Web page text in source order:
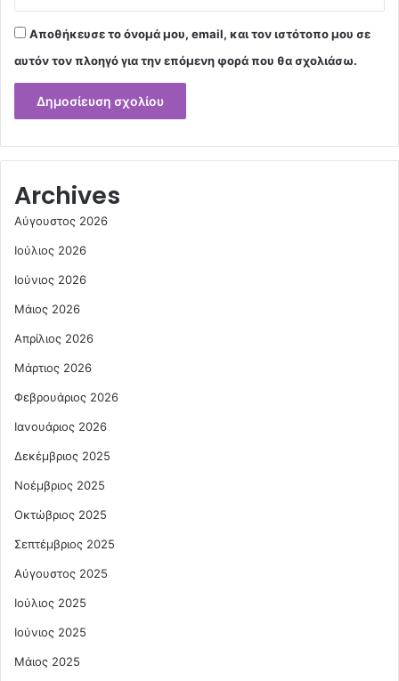
Αποθήκευσε το όνομά μου, email, και τον ιστότοπο μου σε
αυτόν τον πλοηγό για την επόμενη φορά που θα σχολιάσω.
Archives
Αύγουστος 2026
Ιούλιος 2026
Ιούνιος 2026
Μάιος 2026
Απρίλιος 2026
Μάρτιος 2026
Φεβρουάριος 2026
Ιανουάριος 2026
Δεκέμβριος 2025
Νοέμβριος 2025
Οκτώβριος 2025
Σεπτέμβριος 2025
Αύγουστος 2025
Ιούλιος 2025
Ιούνιος 2025
Μάιος 2025